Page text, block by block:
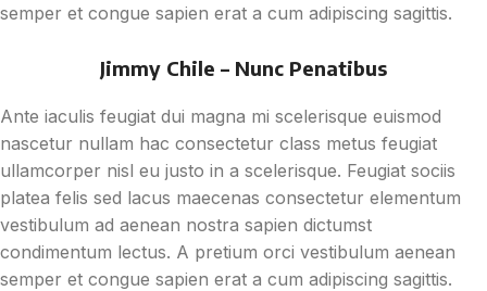
semper et congue sapien erat a cum adipiscing sagittis.
Jimmy Chile – Nunc Penatibus
Ante iaculis feugiat dui magna mi scelerisque euismod
nascetur nullam hac consectetur class metus feugiat
ullamcorper nisl eu justo in a scelerisque. Feugiat sociis
platea felis sed lacus maecenas consectetur elementum
vestibulum ad aenean nostra sapien dictumst
condimentum lectus. A pretium orci vestibulum aenean
semper et congue sapien erat a cum adipiscing sagittis.